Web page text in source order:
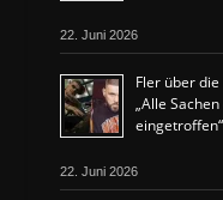
22. Juni 2026
Fler über
„Alle
eingetroffen“
22. Juni 2026